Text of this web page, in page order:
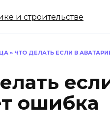
» ЧТО ДЕЛАТЬ ЕСЛИ В
ошибка